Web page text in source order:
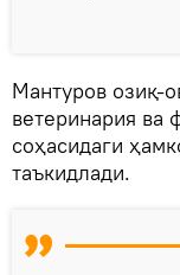
Мантуров озиқ-
ветеринария ва
соҳасидаги
таъкидлади.